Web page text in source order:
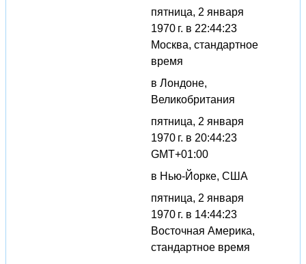
пятница, 2 января
1970 г. в 22:44:23
Москва, стандартное
время
в Лондоне,
Великобритания
пятница, 2 января
1970 г. в 20:44:23
GMT+01:00
в Нью-Йорке, США
пятница, 2 января
1970 г. в 14:44:23
Восточная Америка,
стандартное время